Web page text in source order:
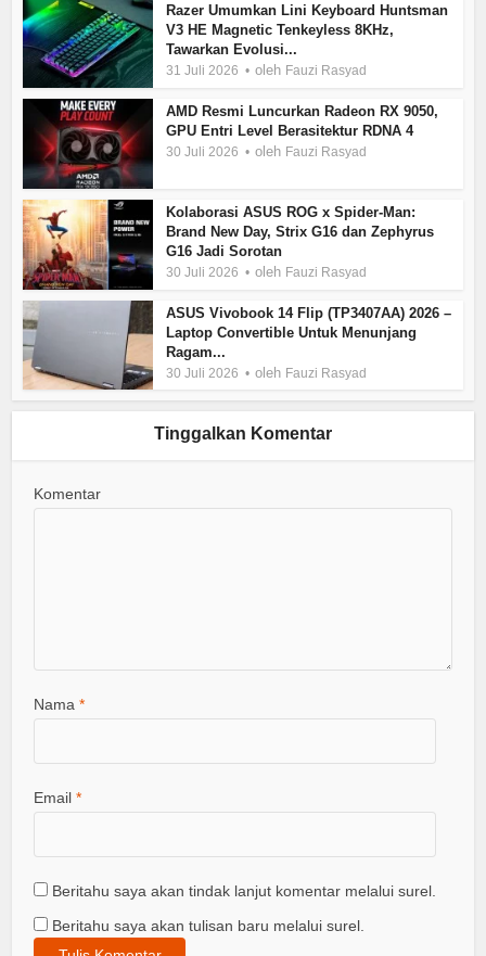
Razer Umumkan Lini Keyboard Huntsman
V3 HE Magnetic Tenkeyless 8KHz,
Tawarkan Evolusi...
31 Juli 2026 oleh Fauzi Rasyad
AMD Resmi Luncurkan Radeon RX 9050,
GPU Entri Level Berasitektur RDNA 4
30 Juli 2026 oleh Fauzi Rasyad
Kolaborasi ASUS ROG x Spider-Man:
Brand New Day, Strix G16 dan Zephyrus
G16 Jadi Sorotan
30 Juli 2026 oleh Fauzi Rasyad
ASUS Vivobook 14 Flip (TP3407AA) 2026 –
Laptop Convertible Untuk Menunjang
Ragam...
30 Juli 2026 oleh Fauzi Rasyad
Tinggalkan Komentar
Komentar
Nama*
Email*
Beritahu saya akan tindak lanjut komentar melalui surel.
Beritahu saya akan tulisan baru melalui surel.